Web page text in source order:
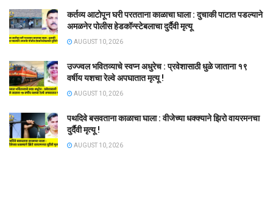
कर्तव्य आटोपून घरी परतताना काळाचा घाला : दुचाकी पाटात पडल्याने
अमळनेर पोलीस हेडकॉन्स्टेबलाचा दुर्दैवी मृत्यू
AUGUST 10, 2026
उज्ज्वल भवितव्याचे स्वप्न अधुरेच : प्रवेशासाठी धुळे जाताना १९
वर्षीय यशचा रेल्वे अपघातात मृत्यू !
AUGUST 10, 2026
पथदिवे बसवताना काळाचा घाला : वीजेच्या धक्क्याने झिरो वायरमनचा
दुर्दैवी मृत्यू !
AUGUST 10, 2026